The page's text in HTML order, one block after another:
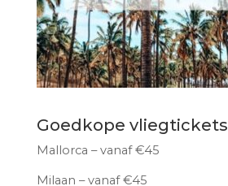
Goedkope vliegtickets
Mallorca – vanaf €45
Milaan – vanaf €45